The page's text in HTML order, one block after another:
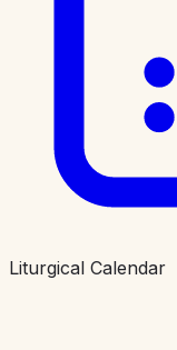
Liturgical Calendar